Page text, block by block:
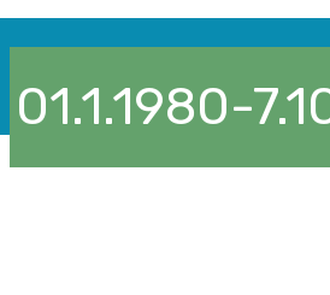
01.1.1980-